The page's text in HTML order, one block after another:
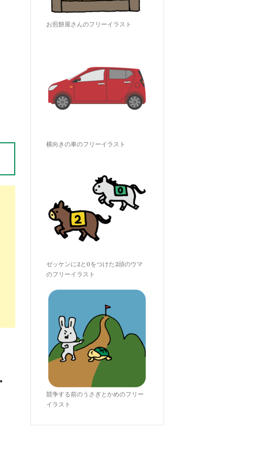
お煎餅屋さんのフリーイラスト
横向きの車のフリーイラスト
ゼッケンに2と0をつけた2頭のウマ
のフリーイラスト
競争する前のうさぎとかめのフリー
イラスト